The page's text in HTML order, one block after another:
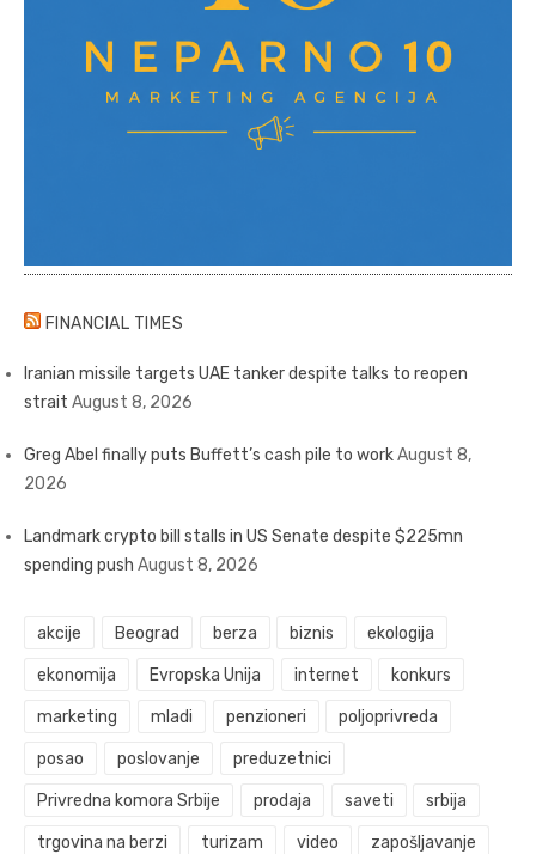
FINANCIAL TIMES
Iranian missile targets UAE tanker despite talks to reopen
strait August 8, 2026
Greg Abel finally puts Buffett’s cash pile to workAugust 8,
2026
Landmark crypto bill stalls in US Senate despite $225mn
spending push August 8, 2026
akcije Beograd berza biznis ekologija
ekonomija Evropska Unija internet konkurs
marketing mladi penzioneri poljoprivreda
posao poslovanje preduzetnici
Privredna komora Srbije prodaja saveti srbija
trgovina na berzi turizam video zapošljavanje